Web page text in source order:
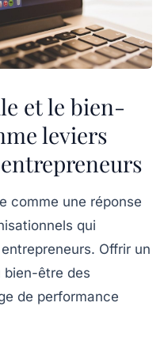
et le bien-
leviers
comme une réponse
qui
Offrir un
bien-être des
de performance